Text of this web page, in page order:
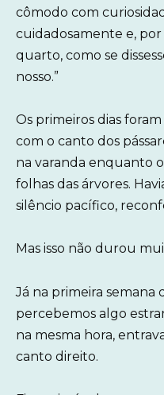
cômodo com
cuidadosamente e,
quarto, como se
nosso.”
Os primeiros dias
com o canto dos
na varanda enquanto
folhas das árvores.
silêncio pacífico,
Mas isso não durou
Já na primeira semana
percebemos algo
na mesma hora,
canto direito.